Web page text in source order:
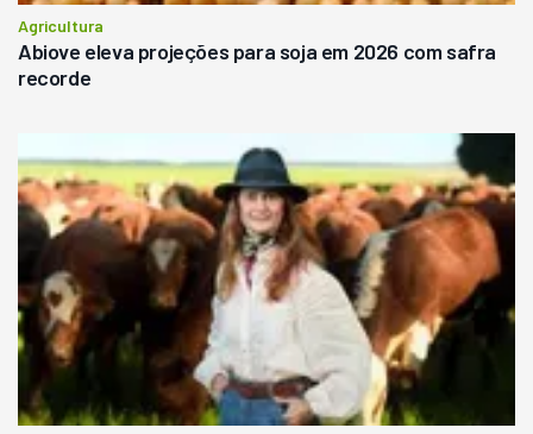
Agricultura
Abiove eleva projeções para soja em 2026 com safra
recorde